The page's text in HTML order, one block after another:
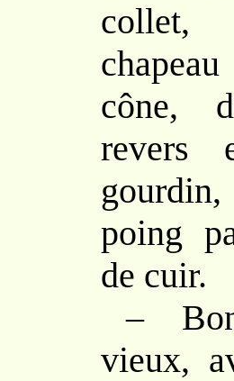
cône,
revers
poing
de cuir.
–
vieux,